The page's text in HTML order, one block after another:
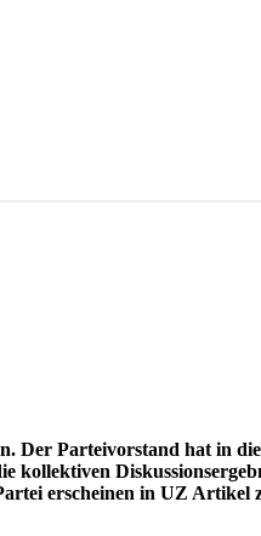
Parteivorstand hat in
kollektiven
erscheinen in UZ